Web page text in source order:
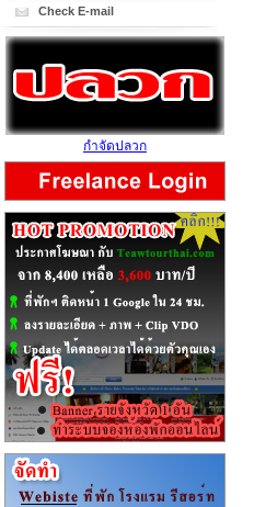
Check E-mail
กำจัดปลวก